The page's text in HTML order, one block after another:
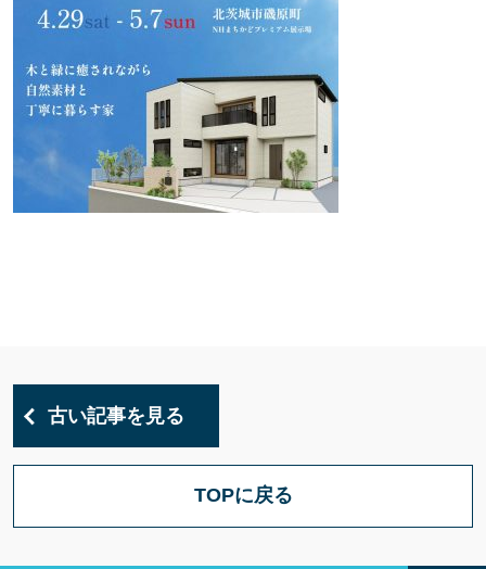
古い記事を見る
TOPに戻る